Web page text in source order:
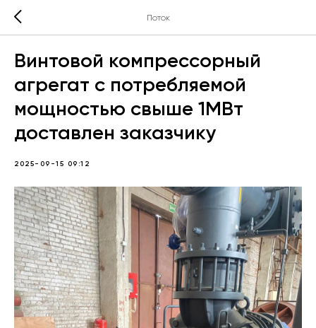
Поток
Винтовой компрессорный
агрегат с потребляемой
мощностью свыше 1МВт
доставлен заказчику
2025-09-15 09:12